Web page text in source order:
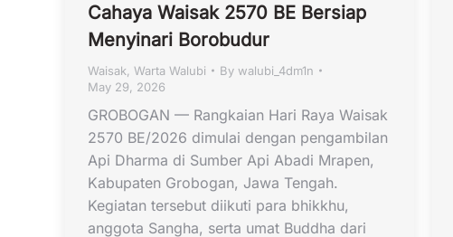
Cahaya Waisak 2570 BE Bersiap
Menyinari Borobudur
Waisak Warta Walubi By walubi_4dm1n
May 29, 2026
GROBOGAN — Rangkaian Hari Raya Waisak
2570 BE/2026 dimulai dengan pengambilan
Api Dharma di Sumber Api Abadi Mrapen,
Kabupaten Grobogan, Jawa Tengah.
Kegiatan tersebut diikuti para bhikkhu,
anggota Sangha, serta umat Buddha dari